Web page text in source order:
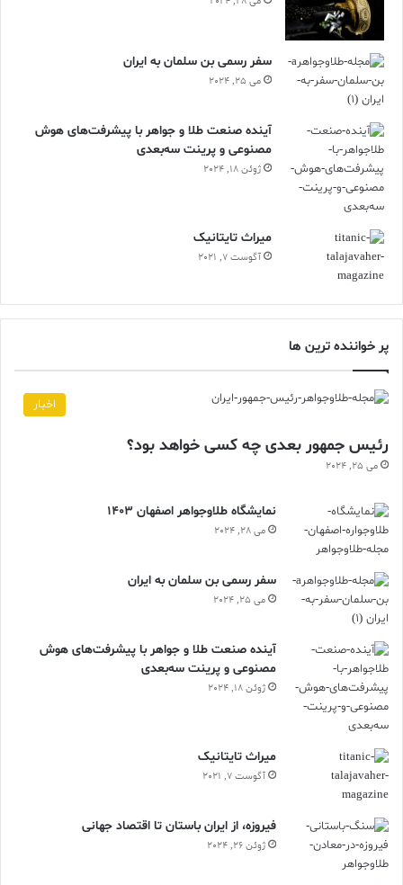
سفر رسمی بن سلمان به ایران
می 25, 2024
آینده صنعت طلا و جواهر با پیشرفت‌های هوش
مصنوعی و پرینت سه‌بعدی
ژوئن 18, 2024
ميراث تايتانيک
آگوست 7, 2021
پر خواننده ترین ها
اخبار
رئیس جمهور بعدی چه کسی خواهد بود؟
می 25, 2024
نمایشگاه طلاوجواهر اصفهان 1403
می 28, 2024
سفر رسمی بن سلمان به ایران
می 25, 2024
آینده صنعت طلا و جواهر با پیشرفت‌های هوش
مصنوعی و پرینت سه‌بعدی
ژوئن 18, 2024
ميراث تايتانيک
آگوست 7, 2021
فیروزه، از ایران باستان تا اقتصاد جهانی
ژوئن 26, 2024